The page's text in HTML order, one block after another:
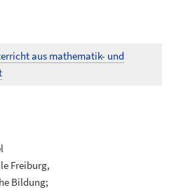
aus mathematik- und
Freiburg,
Bildung;